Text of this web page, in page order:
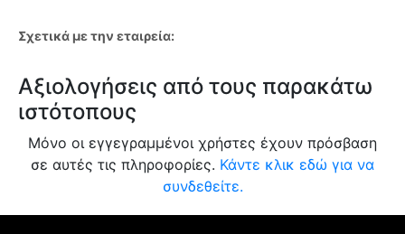
Σχετικά με την εταιρεία:
Αξιολογήσεις από τους παρακάτω
ιστότοπους
Μόνο οι εγγεγραμμένοι χρήστες έχουν πρόσβαση
σε αυτές τις πληροφορίες. Κάντε κλικ εδώ για να
συνδεθείτε.